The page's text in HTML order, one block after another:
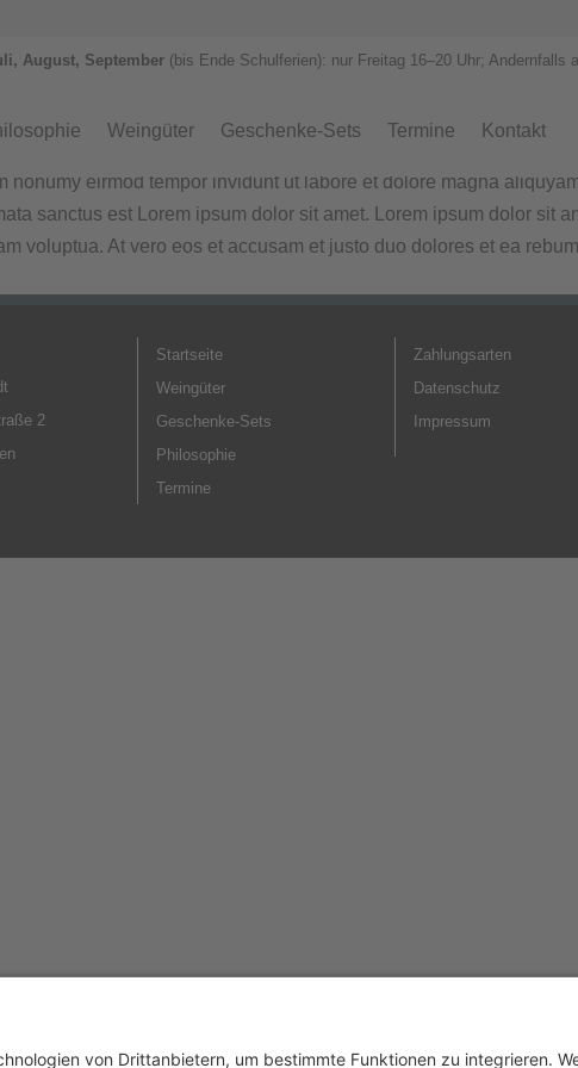
August, September (bis Ende Schulferien): nur Freitag 16–20 Uhr; Andernfalls
Weingüter Geschenke-Sets Termine Kontakt
eirmod tempor invidunt ut labore et dolore magna
sanctus est Lorem ipsum dolor sit amet. Lorem ipsum dolor sit
voluptua. At vero eos et accusam et justo duo dolores et ea
2
Startseite
Weingüter
Geschenke-Sets
Philosophie
Termine
Zahlungsarten
Datenschutz
Impressum